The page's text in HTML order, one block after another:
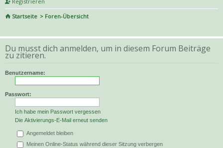
Startseite
Foren-Übersicht
uc
he
Du musst dich anmelden, um in diesem Forum Beiträge
zu zitieren.
Benutzername:
Passwort:
Ich habe mein Passwort vergessen
Die Aktivierungs-E-Mail erneut senden
Angemeldet bleiben
Meinen Online-Status während dieser Sitzung verbergen